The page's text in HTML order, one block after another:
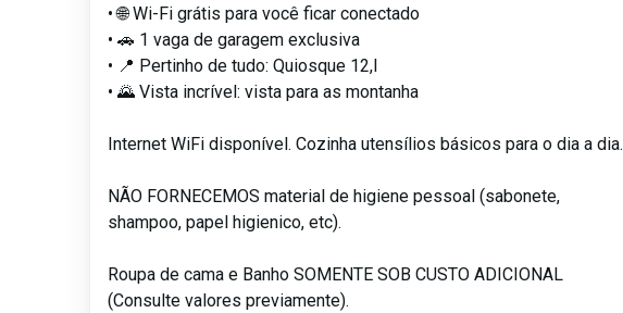
• 🌐 Wi-Fi grátis para você ficar conectado
• 🚗 1 vaga de garagem exclusiva
• 📍 Pertinho de tudo: Quiosque 12,l
• 🌄 Vista incrível: vista para as montanha
Internet WiFi disponível. Cozinha utensílios básicos para o dia a dia.
NÃO FORNECEMOS material de higiene pessoal (sabonete,
shampoo, papel higienico, etc).
Roupa de cama e Banho SOMENTE SOB CUSTO ADICIONAL
(Consulte valores previamente).